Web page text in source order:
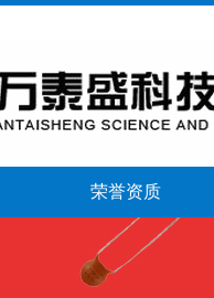
荣誉资质